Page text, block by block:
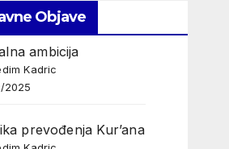
Objave
ambicija
Kadric
2025
prevođenja Kur’ana